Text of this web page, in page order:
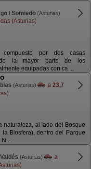
/ Somiedo (Asturias)
(Asturias)
compuesto por dos casas
la mayor parte de los
equipadas con ca ...
(Asturias) a 23,7
naturaleza, al lado del Bosque
Biosfera), dentro del Parque
N ...
Valdés (Asturias)
a